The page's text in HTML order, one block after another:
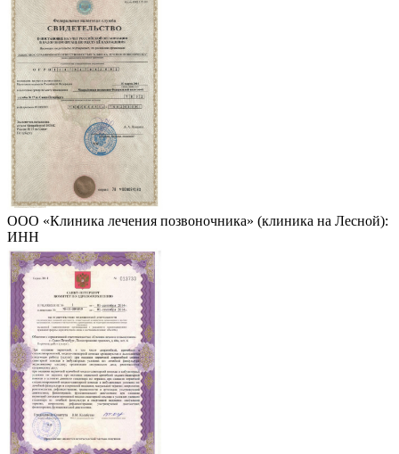
ООО «Клиника лечения позвоночника» (клиника на Лесной):
ИНН